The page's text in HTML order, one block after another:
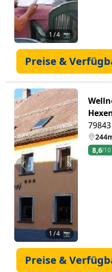
1 / 4 📷
Preise &
Zurück Weiter
1 / 4 📷
8,6/10
Preise &